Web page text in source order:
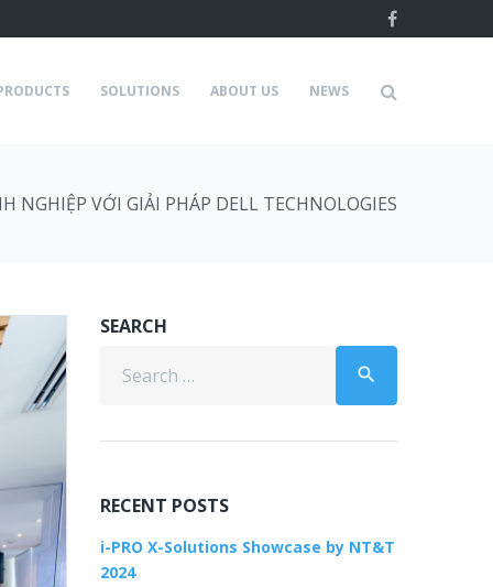
SOLUTIONS ABOUT US NEWS
NGHIỆP VỚI GIẢI PHÁP DELL TECHNOLOGIES
SEARCH
for:
search
RECENT POSTS
i-PRO X-Solutions Showcase by NT&T
2024